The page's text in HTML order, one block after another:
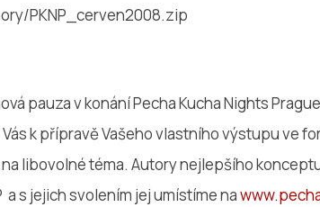
PKNP_cerven2008.zip
pauza v konání Pecha Kucha Nights
k přípravě Vašeho vlastního výstupu ve
libovolné téma. Autory nejlepšího
s jejich svolením jej umístíme na